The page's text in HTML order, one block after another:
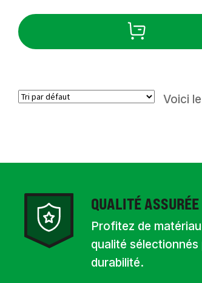
Voici
QUALITÉ ASSURÉE
Profitez de
qualité sélectionnés
durabilité.